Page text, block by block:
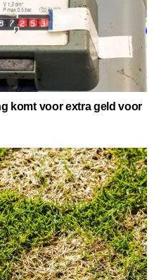
komt voor extra geld voor